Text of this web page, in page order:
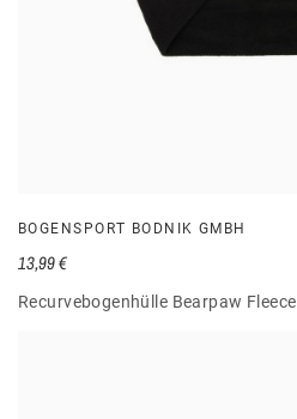
BOGENSPORT BODNIK GMBH
Recurvebogenhülle Bearpaw Fleece
13,99 €